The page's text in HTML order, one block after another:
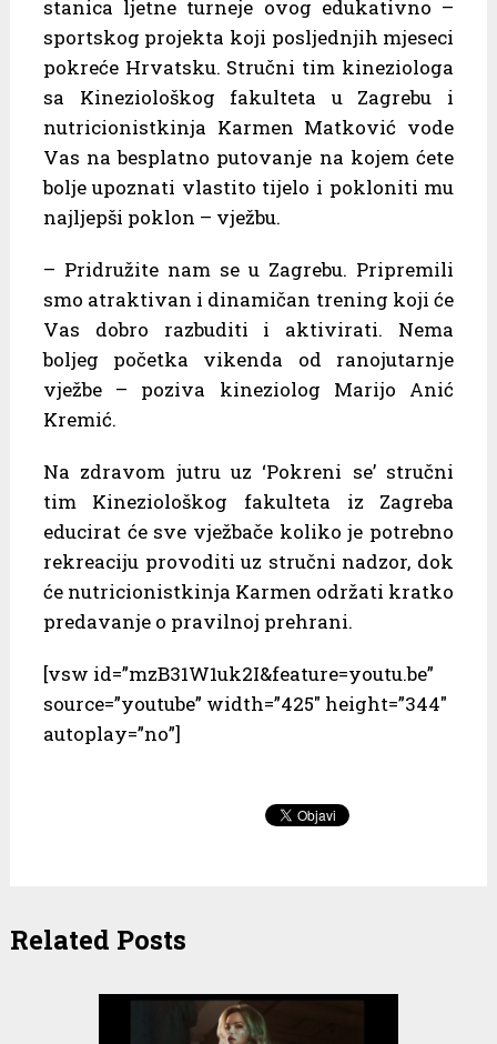
stanica ljetne turneje ovog edukativno –
sportskog projekta koji posljednjih mjeseci
pokreće Hrvatsku. Stručni tim kineziologa
sa Kineziološkog fakulteta u Zagrebu i
nutricionistkinja Karmen Matković vode
Vas na besplatno putovanje na kojem ćete
bolje upoznati vlastito tijelo i pokloniti mu
najljepši poklon – vježbu.
– Pridružite nam se u Zagrebu. Pripremili
smo atraktivan i dinamičan trening koji će
Vas dobro razbuditi i aktivirati. Nema
boljeg početka vikenda od ranojutarnje
vježbe – poziva kineziolog Marijo Anić
Kremić.
Na zdravom jutru uz ‘Pokreni se’ stručni
tim Kineziološkog fakulteta iz Zagreba
educirat će sve vježbače koliko je potrebno
rekreaciju provoditi uz stručni nadzor, dok
će nutricionistkinja Karmen održati kratko
predavanje o pravilnoj prehrani.
[vsw id=”mzB31W1uk2I&feature=youtu.be”
source=”youtube” width=”425″ height=”344″
autoplay=”no”]
Related Posts